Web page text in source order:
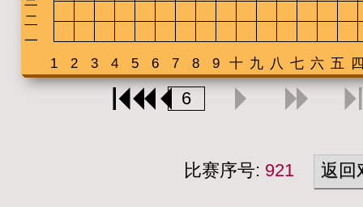
比赛序号: 921 返回